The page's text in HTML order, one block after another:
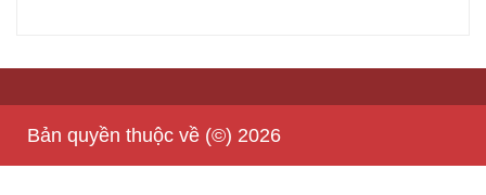
Bản quyền thuộc về (©) 2026